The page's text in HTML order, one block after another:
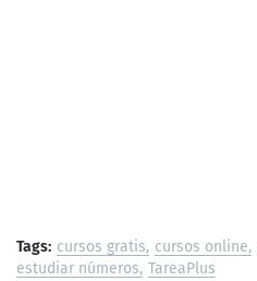
Tags: cursos gratis cursos online
estudiar números TareaPlus